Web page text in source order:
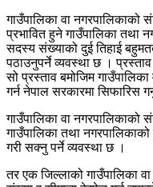
गाउँपालिका वा नगरपालिकाको
प्रभावित हुने गाउँपालिका तथा
सदस्य संख्याको दुई तिहाई
पठाउनुपर्ने व्यवस्था छ ।
सो प्रस्ताव बमोजिम
गर्न नेपाल सरकारमा सिफारिस
गाउँपालिका वा नगरपालिकाको
गाउँपालिका तथा नगरपालिकाको
गरी सक्नु पर्ने व्यवस्था छ ।
तर एक जिल्लाको गाउँपालिका वा